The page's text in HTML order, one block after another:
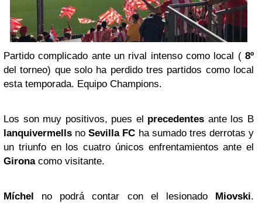
Partido complicado ante un rival intenso como local ( 8º
del torneo) que solo ha perdido tres partidos como local
esta temporada. Equipo Champions.
Los son muy positivos, pues el precedentes ante los B
lanquivermells noSevilla FC ha sumado tres derrotas y
un triunfo en los cuatro únicos enfrentamientos ante el
Gironacomo visitante.
Míchel no podrá contar con el lesionado Miovski.